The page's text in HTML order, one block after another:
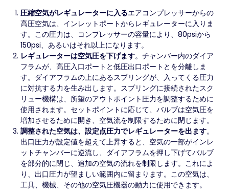
圧縮空気がレギュレーターに入るエアコンプレッサーからの
高圧空気は、インレットポートからレギュレーターに入りま
す。この圧力は、コンプレッサーの容量により、80psiから
150psi、あるいはそれ以上になります。
レギュレーターは空気圧を下げます。チャンバー内のダイア
フラムが、高圧入口ポートと低圧出口ポートとを分離しま
す。ダイアフラムの上にあるスプリングが、入ってくる圧力
に対抗する力を生み出します。スプリングに接続されたスク
リュー機構は、所望のアウトポイント圧力を調整するために
使用されます。セットポイントに応じて、バルブは空気圧を
増加させるために開き、空気流を制限するために閉じます。
調整された空気は、設定点圧力でレギュレーターを出ます。
出口圧力が設定値を超えて上昇すると、空気の一部がインレ
ットチャンバーに逆流し、ダイアフラムを押し下げてバルブ
を部分的に閉じ、追加の空気の流れを制限します。これによ
り、出口圧力が望ましい範囲内に留まります。この空気は、
工具、機械、その他の空気圧機器の動力に使用できます。